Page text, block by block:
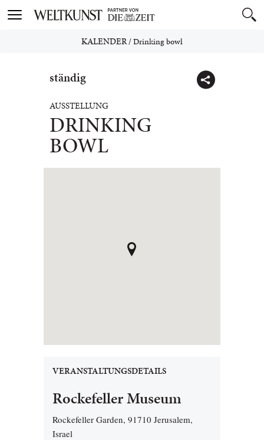
Toggle
KALENDER/Drinking bowl
ständig
AUSSTELLUNG
DRINKING
BOWL
VERANSTALTUNGSDETAILS
Rockefeller Museum
Rockefeller Garden, 91710 Jerusalem,
Israel